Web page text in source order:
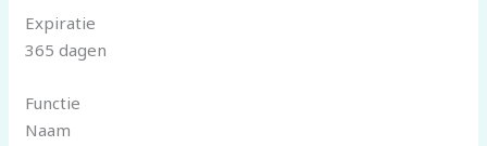
Expiratie
365 dagen
Functie
Naam